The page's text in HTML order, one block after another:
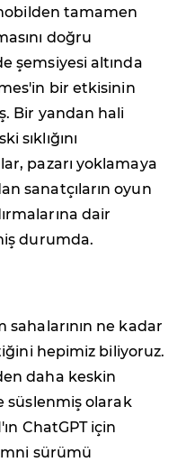
tamamen
doğru
şemsiyesi altında
bir etkisinin
Bir yandan hali
sıklığını
pazarı yoklamaya
sanatçıların oyun
dair
durumda.
ne kadar
hepimiz biliyoruz.
daha keskin
süslenmiş olarak
ChatGPT için
sürümü